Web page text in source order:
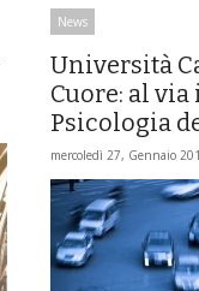
News
Università
Cuore: al
Psicologia
mercoledì 27, Gennaio